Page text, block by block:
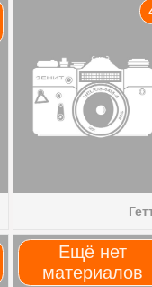
Ещё нет
материалов